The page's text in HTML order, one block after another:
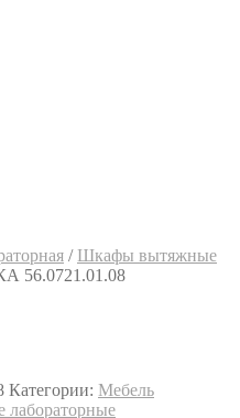
/ Шкафы вытяжные
56.0721.01.08
Категории: Мебель